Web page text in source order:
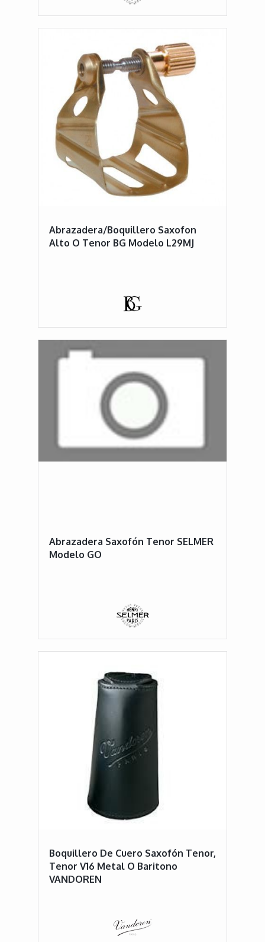
Abrazadera/Boquillero Saxofon
Alto O Tenor BG Modelo L29MJ
Abrazadera Saxofón Tenor SELMER
Modelo GO
Boquillero De Cuero Saxofón Tenor,
Tenor V16 Metal O Baritono
VANDOREN